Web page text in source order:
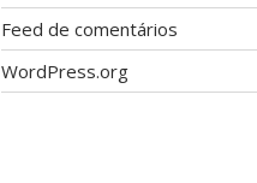
Feed de comentários
WordPress.org